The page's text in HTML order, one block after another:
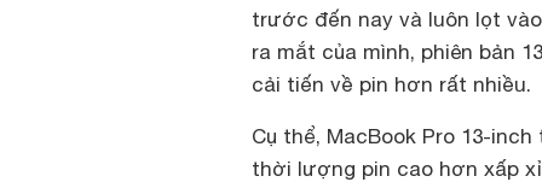
trước đến nay và luôn lọt
ra mắt của mình, phiên bản
cải tiến về pin hơn rất nhiều.
Cụ thể, MacBook Pro 13-
thời lượng pin cao hơn xấp